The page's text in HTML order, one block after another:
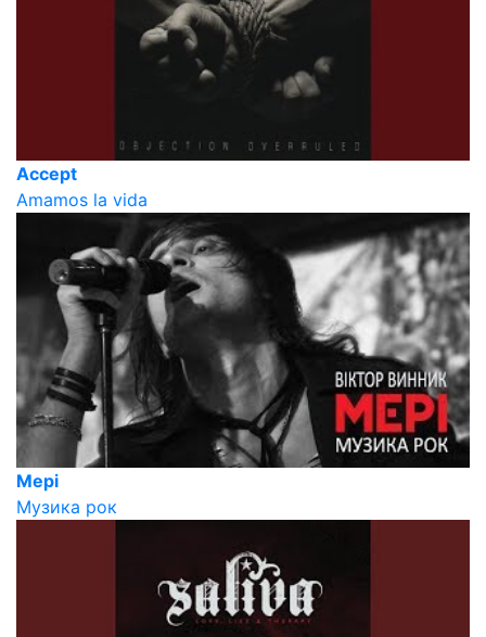
Accept
Amamos la vida
Мері
Музика рок